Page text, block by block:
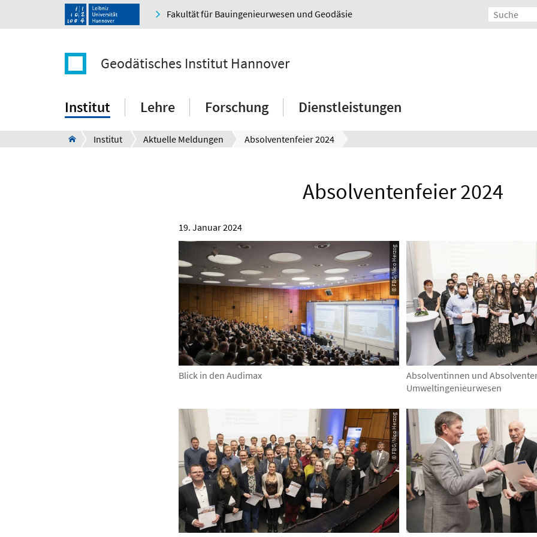
Fakultät für Bauingenieurwesen und Geodäsie
Geodätisches Institut Hannover
Institut Lehre Forschung Dienstleistungen
Institut Aktuelle Meldungen Absolventenfeier 2024
Absolventenfeier 2024
19. Januar 2024
© FBG/Nico Herzog
Blick in den Audimax
Absolventinnen und
Umweltingenieurwesen
© FBG/Nico Herzog